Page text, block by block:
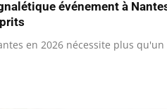
événement à
en 2026 nécessite plus